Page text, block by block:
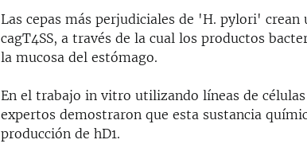
Las cepas más perjudiciales de 'H. pylori'
cagT4SS, a través de la cual los productos
la mucosa del estómago.
En el trabajo in vitro utilizando líneas de
expertos demostraron que esta sustancia
producción de hD1.